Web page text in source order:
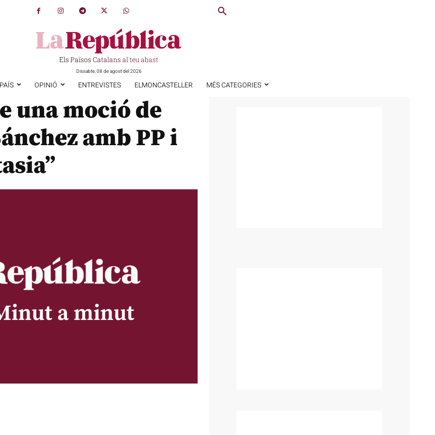
Els Països Catalans al teu abast
Dissabte, 08 de agost del 2026
OPINIÓ ENTREVISTES ELMONCASTELLER MÉS CATEGORIES
una moció de
amb PP i